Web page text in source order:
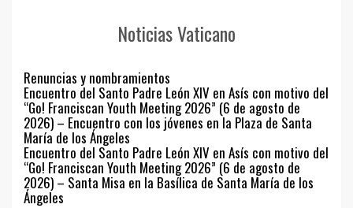
Noticias Vaticano
Renuncias y nombramientos
Encuentro del Santo Padre León XIV en Asís con motivo del
“Go! Franciscan Youth Meeting 2026” (6 de agosto de
2026) – Encuentro con los jóvenes en la Plaza de Santa
María de los Ángeles
Encuentro del Santo Padre León XIV en Asís con motivo del
“Go! Franciscan Youth Meeting 2026” (6 de agosto de
2026) – Santa Misa en la Basílica de Santa María de los
Ángeles